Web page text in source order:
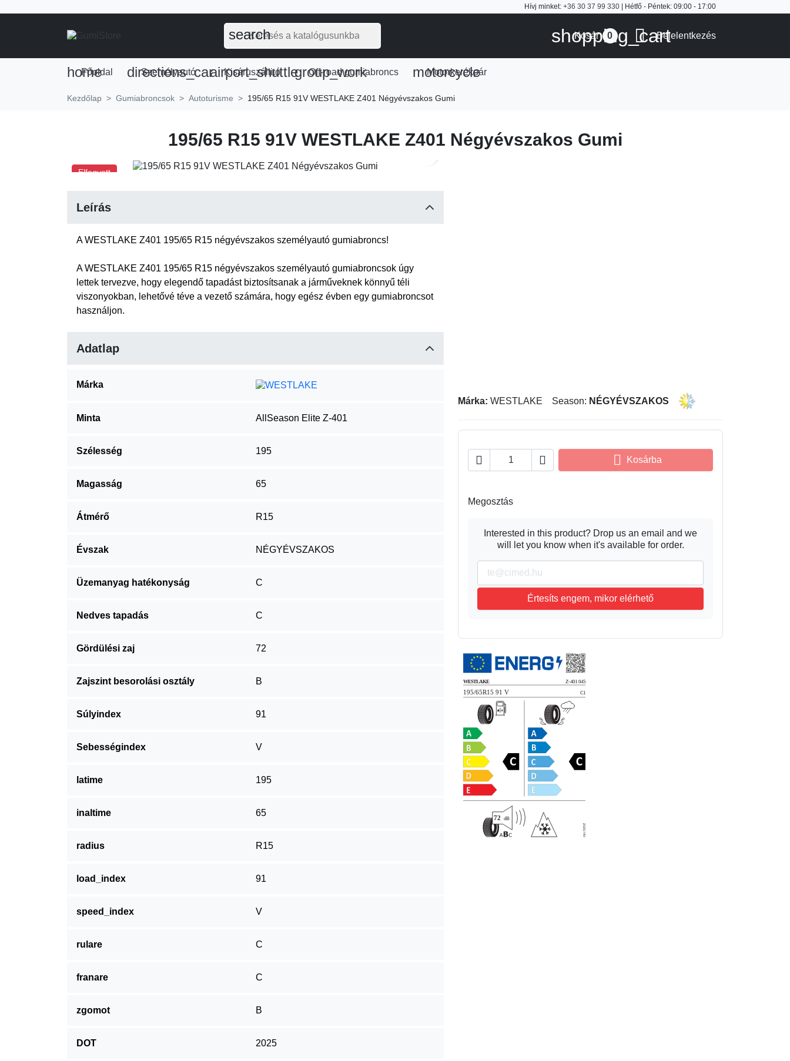
Hívj minket: +36 30 37 99 330 | Hétfő - Péntek: 09:00 - 17:00
search shopping_cart
Kosár 0  Bejelentkezés
home
Főoldal directions_car
Személyautó airport_shuttle
Kisáruszállitó group_work
Off-road gumiabroncs motorcycle
Motorkerékpár
Kezdőlap Gumiabroncsok Autoturisme 195/65 R15 91V WESTLAKE Z401 Négyévszakos Gumi
195/65 R15 91V WESTLAKE Z401 Négyévszakos Gumi
Elfogyott
Leírás
A WESTLAKE Z401 195/65 R15 négyévszakos személyautó gumiabroncs!
A WESTLAKE Z401 195/65 R15 négyévszakos személyautó gumiabroncsok úgy
lettek tervezve, hogy elegendő tapadást biztosítsanak a járműveknek könnyű téli
viszonyokban, lehetővé téve a vezető számára, hogy egész évben egy gumiabroncsot
használjon.
Adatlap
Márka
Minta AllSeason Elite Z-401
Szélesség 195
Magasság 65
Átmérő R15
Évszak NÉGYÉVSZAKOS
Üzemanyag hatékonyság C
Nedves tapadás C
Gördülési zaj 72
Zajszint besorolási osztály B
Súlyindex 91
Sebességindex V
latime 195
inaltime 65
radius R15
load_index 91
speed_index V
rulare C
franare C
zgomot B
DOT 2025
Márka: WESTLAKE Season: NÉGYÉVSZAKOS
   Kosárba
Megosztás
Interested in this product? Drop us an email and we
will let you know when it's available for order.
Értesíts engem, mikor elérhető